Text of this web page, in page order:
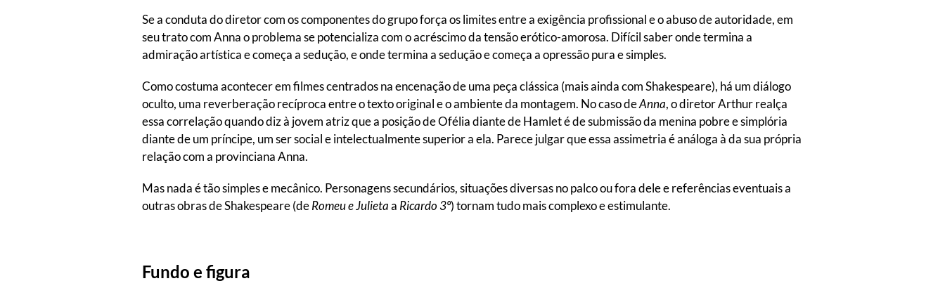
Se a conduta do diretor com os componentes do grupo força os limites entre a exigência profissional e o abuso de autoridade, em
seu trato com Anna o problema se potencializa com o acréscimo da tensão erótico-amorosa. Difícil saber onde termina a
admiração artística e começa a sedução, e onde termina a sedução e começa a opressão pura e simples.
Como costuma acontecer em filmes centrados na encenação de uma peça clássica (mais ainda com Shakespeare), há um diálogo
oculto, uma reverberação recíproca entre o texto original e o ambiente da montagem. No caso deAnna, o diretor Arthur realça
essa correlação quando diz à jovem atriz que a posição de Ofélia diante de Hamlet é de submissão da menina pobre e simplória
diante de um príncipe, um ser social e intelectualmente superior a ela. Parece julgar que essa assimetria é análoga à da sua própria
relação com a provinciana Anna.
Mas nada é tão simples e mecânico. Personagens secundários, situações diversas no palco ou fora dele e referências eventuais a
outras obras de Shakespeare (deRomeu e Julietaa Ricardo 3º) tornam tudo mais complexo e estimulante.
Fundo e figura